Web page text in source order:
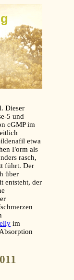
Dieser
5 und
cGMP im
etwa
Form als
rasch,
führt. Der
über
entsteht, der
im